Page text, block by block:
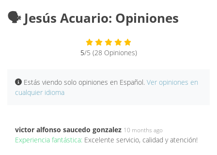
🗣️ Jesús Acuario: Opiniones
5/5 (28 Opiniones)
Estás viendo solo opiniones en Español. Ver opiniones en
cualquier idioma
victor alfonso saucedo gonzalez 10 months ago
Experiencia fantástica: Excelente servicio, calidad y atención!